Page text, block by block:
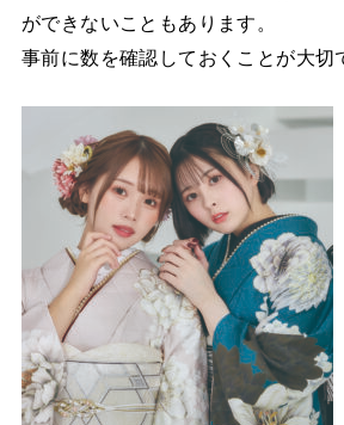
ができないこともあります。
事前に数を確認しておくことが大切